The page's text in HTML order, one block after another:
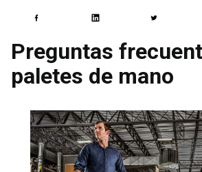
Preguntas
paletes de mano